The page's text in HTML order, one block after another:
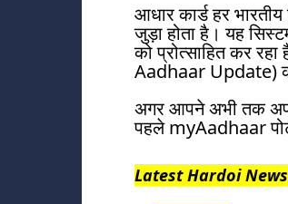
आधार कार्ड हर
जुड़ा होता है। यह
को प्रोत्साहित कर
Aadhaar Update)
अगर आपने अभी तक
पहले myAadhaar
Latest Hardoi News